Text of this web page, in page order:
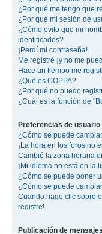
¿Por qué me tengo que
¿Por qué mi sesión de
¿Cómo evito que mi
identificados?
¡Perdí mi contraseña!
Me registré ¡y no me
Hace un tiempo me
¿Qué es COPPA?
¿Por qué no puedo
¿Cuál es la función de
Preferencias de
¿Cómo se puede
¡La hora en los foros no
Cambié la zona horaria
¡Mi idioma no está en la
¿Cómo se puede poner
¿Cómo se puede
Cuando hago clic sobre
registre!
Publicación de mensajes